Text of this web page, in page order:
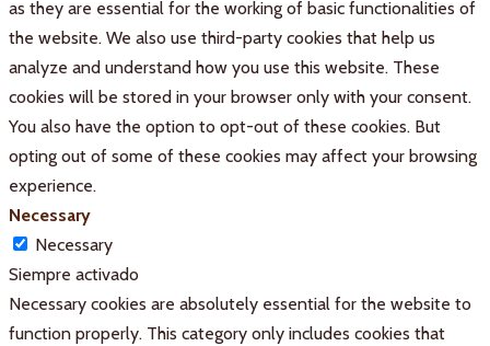
as they are essential for the working of basic functionalities of
the website. We also use third-party cookies that help us
analyze and understand how you use this website. These
cookies will be stored in your browser only with your consent.
You also have the option to opt-out of these cookies. But
opting out of some of these cookies may affect your browsing
experience.
Necessary
Necessary
Siempre activado
Necessary cookies are absolutely essential for the website to
function properly. This category only includes cookies that